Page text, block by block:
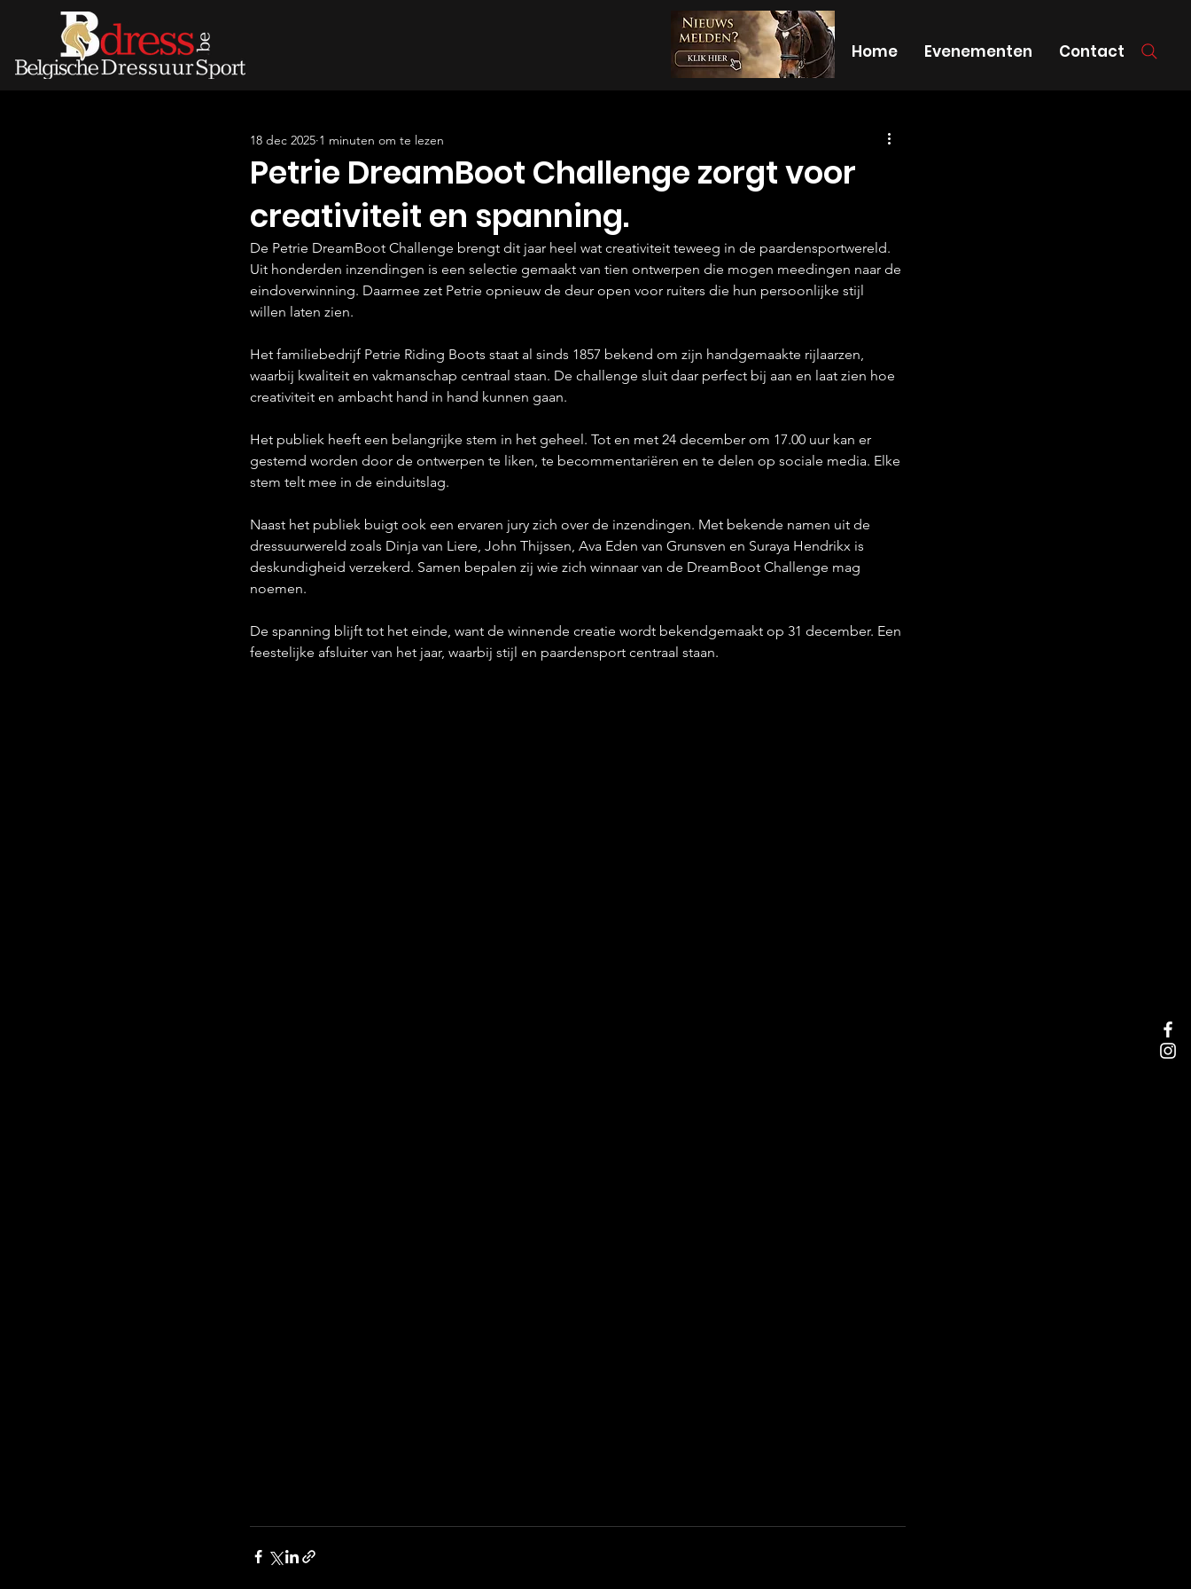
Home Evenementen Contact
Petrie DreamBoot Challenge zorgt voor
creativiteit en spanning.
18 dec 2025 1 minuten om te lezen
De Petrie DreamBoot Challenge brengt dit jaar heel wat creativiteit teweeg in de paardensportwereld.
Uit honderden inzendingen is een selectie gemaakt van tien ontwerpen die mogen meedingen naar de
eindoverwinning. Daarmee zet Petrie opnieuw de deur open voor ruiters die hun persoonlijke stijl
willen laten zien.
Het familiebedrijf Petrie Riding Boots staat al sinds 1857 bekend om zijn handgemaakte rijlaarzen,
waarbij kwaliteit en vakmanschap centraal staan. De challenge sluit daar perfect bij aan en laat zien hoe
creativiteit en ambacht hand in hand kunnen gaan.
Het publiek heeft een belangrijke stem in het geheel. Tot en met 24 december om 17.00 uur kan er
gestemd worden door de ontwerpen te liken, te becommentariëren en te delen op sociale media. Elke
stem telt mee in de einduitslag.
Naast het publiek buigt ook een ervaren jury zich over de inzendingen. Met bekende namen uit de
dressuurwereld zoals Dinja van Liere, John Thijssen, Ava Eden van Grunsven en Suraya Hendrikx is
deskundigheid verzekerd. Samen bepalen zij wie zich winnaar van de DreamBoot Challenge mag
noemen.
De spanning blijft tot het einde, want de winnende creatie wordt bekendgemaakt op 31 december. Een
feestelijke afsluiter van het jaar, waarbij stijl en paardensport centraal staan.